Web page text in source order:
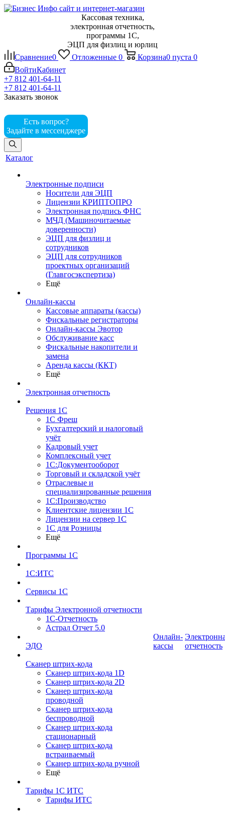
Кассовая техника,
электронная отчетность,
программы 1С,
ЭЦП для физлиц и юрлиц
Сравнение0 Отложенные 0 Корзина0 пуста 0
ВойтиКабинет
+7 812 401-64-11
+7 812 401-64-11
Заказать звонок
Есть вопрос?
Задайте в мессенджере
Каталог
Электронные подписи
Носители для ЭЦП
Лицензии КРИПТОПРО
Электронная подпись ФНС
МЧД (Машиночитаемые
доверенности)
ЭЦП для физлиц и
сотрудников
ЭЦП для сотрудников
проектных организаций
(Главгосэкспертиза)
Ещё
Онлайн-кассы
Кассовые аппараты (кассы)
Фискальные регистраторы
Онлайн-кассы Эвотор
Обслуживание касс
Фискальные накопители и
замена
Аренда кассы (ККТ)
Ещё
Электронная отчетность
Решения 1С
1С Фреш
Бухгалтерский и налоговый
учёт
Кадровый учет
Комплексный учет
1С:Документооборот
Торговый и складской учёт
Отраслевые и
специализированные решения
1С:Производство
Клиентские лицензии 1С
Лицензии на сервер 1С
1С для Розницы
Ещё
Программы 1С
1С:ИТС
Сервисы 1С
Тарифы Электронной отчетности
1С-Отчетность
Астрал Отчет 5.0
ЭДО
Сканер штрих-кода
Сканер штрих-кода 1D
Сканер штрих-кода 2D
Сканер штрих-кода
проводной
Сканер штрих-кода
беспроводной
Сканер штрих-кода
стационарный
Сканер штрих-кода
встраиваемый
Сканер штрих-кода ручной
Ещё
Тарифы 1С ИТС
Тарифы ИТС
Онлайн-
кассы
отчетность